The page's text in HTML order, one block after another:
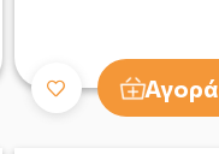
Αγορά